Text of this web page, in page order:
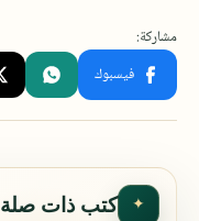
✦ كتب ذات صلة